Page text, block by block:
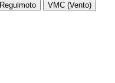
Regulmoto VMC (Vento)